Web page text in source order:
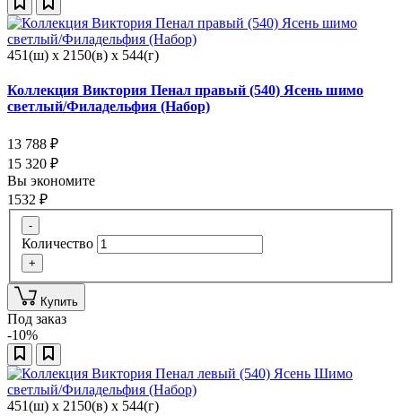
451(ш) x 2150(в) x 544(г)
Коллекция Виктория Пенал правый (540) Ясень шимо
светлый/Филадельфия (Набор)
13 788 ₽
15 320 ₽
Вы экономите
1532 ₽
-
Количество
+
Купить
Под заказ
-10%
451(ш) x 2150(в) x 544(г)